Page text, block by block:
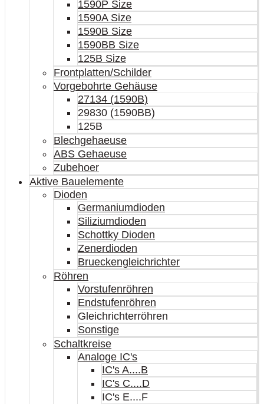
1590P Size
1590A Size
1590B Size
1590BB Size
125B Size
Frontplatten/Schilder
Vorgebohrte Gehäuse
27134 (1590B)
29830 (1590BB)
125B
Blechgehaeuse
ABS Gehaeuse
Zubehoer
Aktive Bauelemente
Dioden
Germaniumdioden
Siliziumdioden
Schottky Dioden
Zenerdioden
Brueckengleichrichter
Röhren
Vorstufenröhren
Endstufenröhren
Gleichrichterröhren
Sonstige
Schaltkreise
Analoge IC's
IC's A....B
IC's C....D
IC's E....F